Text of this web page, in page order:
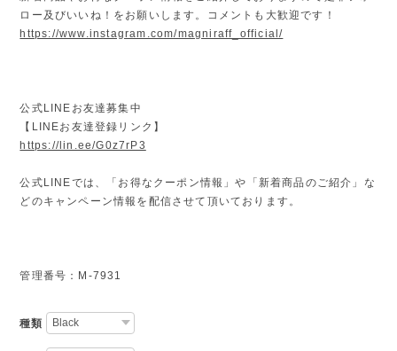
ロー及びいいね！をお願いします。コメントも大歓迎です！
https://www.instagram.com/magniraff_official/
公式LINEお友達募集中
【LINEお友達登録リンク】
https://lin.ee/G0z7rP3
公式LINEでは、「お得なクーポン情報」や「新着商品のご紹介」な
どのキャンペーン情報を配信させて頂いております。
管理番号：M-7931
種類